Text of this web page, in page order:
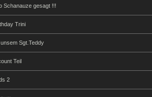
Schanauze gesagt !!!
Trini
Sgt.Teddy
Teil
2